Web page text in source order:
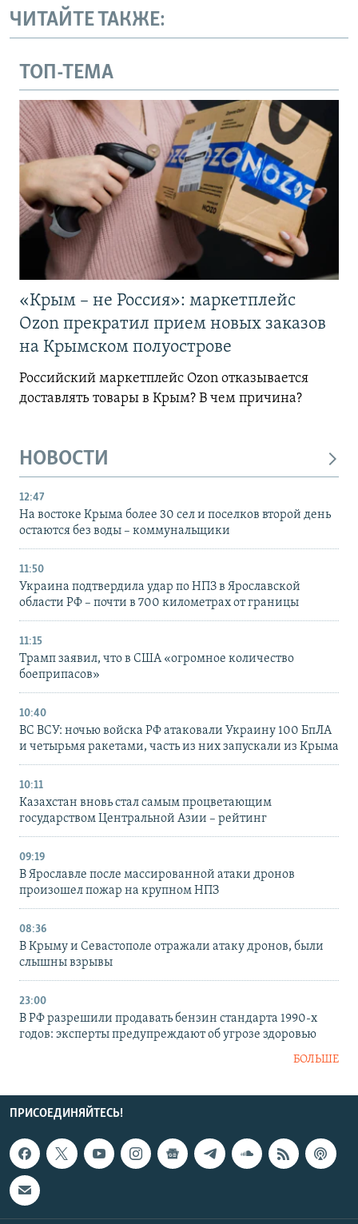
ЧИТАЙТЕ ТАКЖЕ:
ТОП-ТЕМА
«Крым – не Россия»: маркетплейс
Ozon прекратил прием новых заказов
на Крымском полуострове
Российский маркетплейс Ozon отказывается
доставлять товары в Крым? В чем причина?
НОВОСТИ
12:47
На востоке Крыма более 30 сел и поселков второй день
остаются без воды – коммунальщики
11:50
Украина подтвердила удар по НПЗ в Ярославской
области РФ – почти в 700 километрах от границы
11:15
Трамп заявил, что в США «огромное количество
боеприпасов»
10:40
ВС ВСУ: ночью войска РФ атаковали Украину 100 БпЛА
и четырьмя ракетами, часть из них запускали из Крыма
10:11
Казахстан вновь стал самым процветающим
государством Центральной Азии – рейтинг
09:19
В Ярославле после массированной атаки дронов
произошел пожар на крупном НПЗ
08:36
В Крыму и Севастополе отражали атаку дронов, были
слышны взрывы
23:00
В РФ разрешили продавать бензин стандарта 1990-х
годов: эксперты предупреждают об угрозе здоровью
БОЛЬШЕ
ПРИСОЕДИНЯЙТЕСЬ!